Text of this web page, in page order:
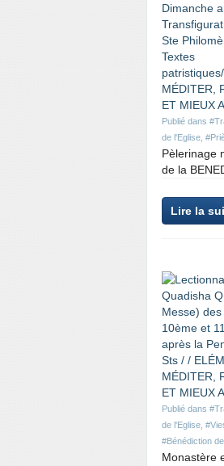
Publié dans
de l'Eglise
Pèlerinage
de la
Lire la
Publié dans
de l'Eglise
#Bénédiction
Monastère